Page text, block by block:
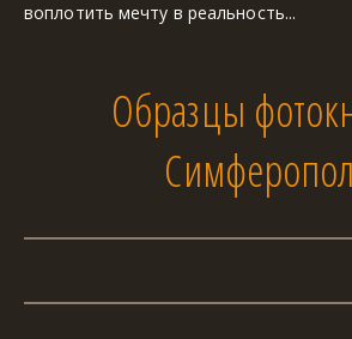
воплотить мечту в реальность...
Образцы